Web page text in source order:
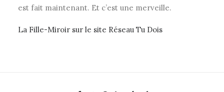
est fait maintenant. Et c’est une merveille.
La Fille-Miroir sur le site Réseau Tu Dois